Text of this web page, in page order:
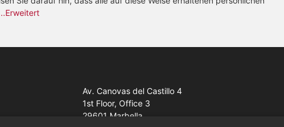
Av. Canovas del Castillo 4
1st Floor, Office 3
29601 Marbella